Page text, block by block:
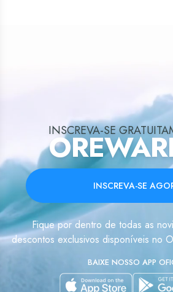
INSCREVA-SE
INSCREVA-SE
Fique por dentro de todas as
descontos exclusivos disponíveis no
BAIXE NOSSO APP